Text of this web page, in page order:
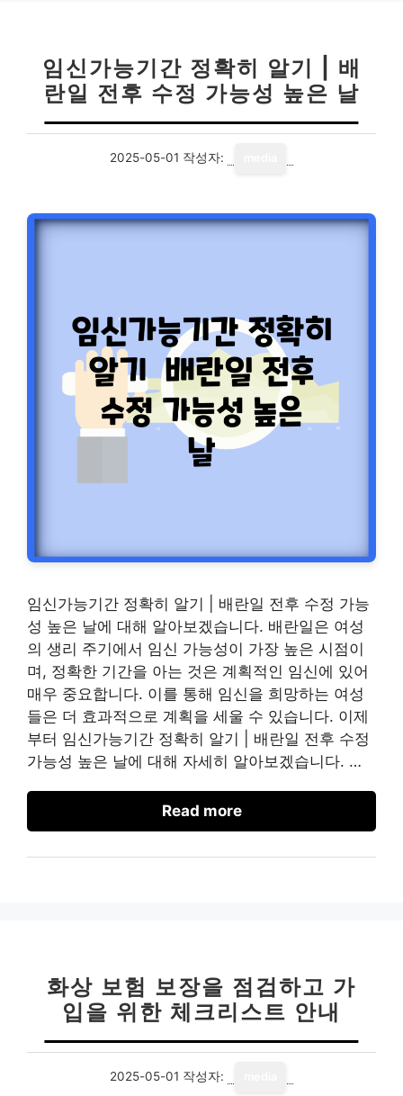
임신가능기간 정확히 알기 | 배
란일 전후 수정 가능성 높은 날
2025-05-01 작성자:
임신가능기간 정확히 알기 | 배란일 전후 수정 가능
성 높은 날에 대해 알아보겠습니다. 배란일은 여성
의 생리 주기에서 임신 가능성이 가장 높은 시점이
며, 정확한 기간을 아는 것은 계획적인 임신에 있어
매우 중요합니다. 이를 통해 임신을 희망하는 여성
들은 더 효과적으로 계획을 세울 수 있습니다. 이제
부터 임신가능기간 정확히 알기 | 배란일 전후 수정
가능성 높은 날에 대해 자세히 알아보겠습니다. …
Read more
화상 보험 보장을 점검하고 가
입을 위한 체크리스트 안내
2025-05-01 작성자: